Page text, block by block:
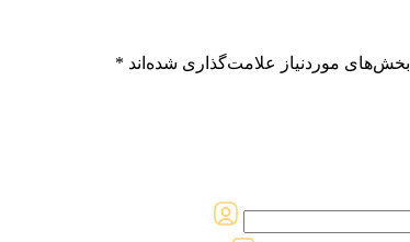
بخش‌های موردنیاز علامت‌گذاری شده‌اند *